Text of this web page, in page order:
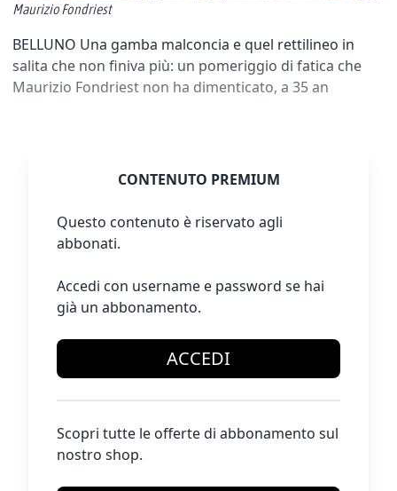
Maurizio Fondriest
BELLUNO Una gamba malconcia e quel rettilineo in
salita che non finiva più: un pomeriggio di fatica che
Maurizio Fondriest non ha dimenticato, a 35 an
CONTENUTO PREMIUM
Questo contenuto è riservato agli
abbonati.
Accedi con username e password se hai
già un abbonamento.
ACCEDI
Scopri tutte le offerte di abbonamento sul
nostro shop.